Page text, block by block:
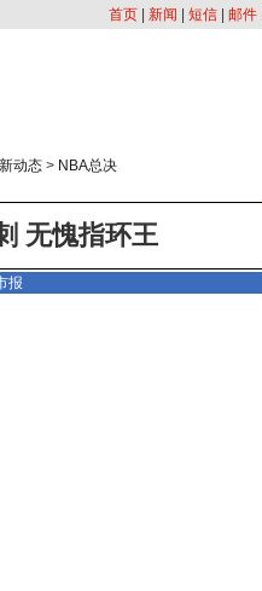
首页 新闻 短信 邮件
动态 > NBA总决
无愧指环王
报